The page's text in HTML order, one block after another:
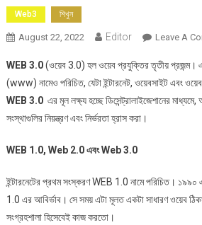
Web3 শিখুন
August 22, 2022 Editor Leave A
WEB 3.0(ওয়েব 3.0) হল ওয়েব প্রযুক্তির তৃতীয় প্রজন্ম।
(www) নামেও পরিচিত, যেটা ইন্টারনেট, ওয়েবসাইট এবং
WEB 3.0 এরমূল লক্ষ্য হচ্ছে ডিসেন্ট্রালাইজেশানের
সংস্থাগুলির নিয়ন্ত্রণ এবং নির্ভরতা হ্রাস করা।
WEB 1.0, Web 2.0এবংWeb 3.0
ইন্টারনেটের প্রথম সংস্করণ WEB 1.0 নামে পরিচিত।
1.0 এর আবির্ভাব। সে সময় এটা মূলত একটা সাধারণ ওয়েব
সংগ্রহশালা হিসেবেই কাজ করতো।